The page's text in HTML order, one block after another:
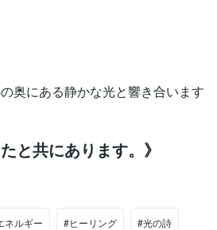
奥にある静かな光と響き合います
と共にあります。》
ネルギー #ヒーリング #光の詩